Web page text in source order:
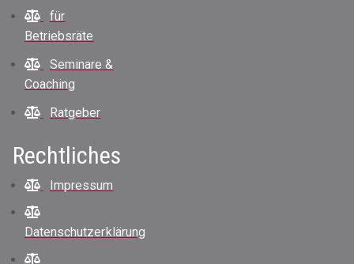
für
Betriebsräte
Seminare &
Coaching
Ratgeber
Rechtliches
Impressum
Datenschutzerklärung